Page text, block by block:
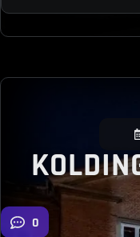
0